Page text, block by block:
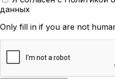
данных
Only fill in if you are not